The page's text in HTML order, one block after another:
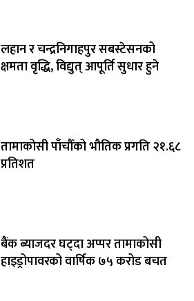
लहान र चन्द्रनिगाहपुर सबस्टेसनको
क्षमता वृद्धि, विद्युत् आपूर्ति सुधार हुने
तामाकोसी पाँचौँको भौतिक प्रगति २१.६८
प्रतिशत
बैंक ब्याजदर घट्दा अप्पर तामाकोसी
हाइड्रोपावरको वार्षिक ७५ करोड बचत